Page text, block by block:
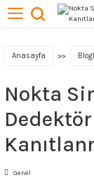
Dedektörleri
Anasayfa
Nokta
Genel